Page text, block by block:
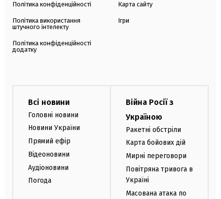
Політика конфіденційності
Політика використання
штучного інтелекту
Політика конфіденційності
додатку
Карта сайту
Ігри
Всі новини
Головні новини
Новини України
Прямий ефір
Відеоновини
Аудіоновини
Погода
Війна Росії з
Україною
Ракетні обстріли
Карта бойових дій
Мирні переговори
Повітряна тривога в
Україні
Масована атака по